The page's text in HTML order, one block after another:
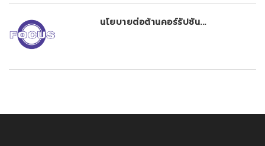
นโยบายต่อต้านคอร์รัปชัน...